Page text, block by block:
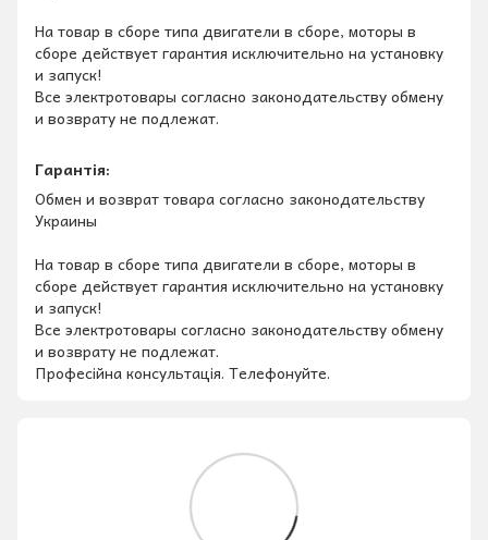
На товар в сборе типа двигатели в сборе, моторы в
сборе действует гарантия исключительно на установку
и запуск!
Все электротовары согласно законодательству обмену
и возврату не подлежат.
Гарантія:
Обмен и возврат товара согласно законодательству
Украины
На товар в сборе типа двигатели в сборе, моторы в
сборе действует гарантия исключительно на установку
и запуск!
Все электротовары согласно законодательству обмену
и возврату не подлежат.
Професійна консультація. Телефонуйте.